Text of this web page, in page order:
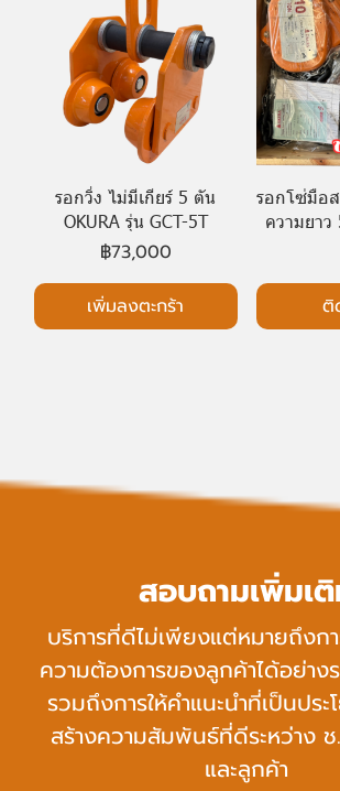
รอกวิ่ง ไม่มีเกียร์ 5 ตัน
OKURA รุ่น GCT-5T
฿73,000
เพิ่มลงตะกร้า
รอกโซ่มือ
ความยาว
ติ
สอบถามเพิ่มเ
บริการที่ดีไม่เพียงแต่หมายถึงกา
ความต้องการของลูกค้าได้อย่างร
รวมถึงการให้คำแนะนำที่เป็นประโ
สร้างความสัมพันธ์ที่ดีระหว่าง ช.
และลูกค้า